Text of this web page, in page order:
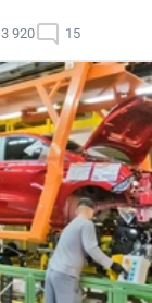
3 920 15